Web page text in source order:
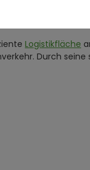
Logistikfläche
Durch